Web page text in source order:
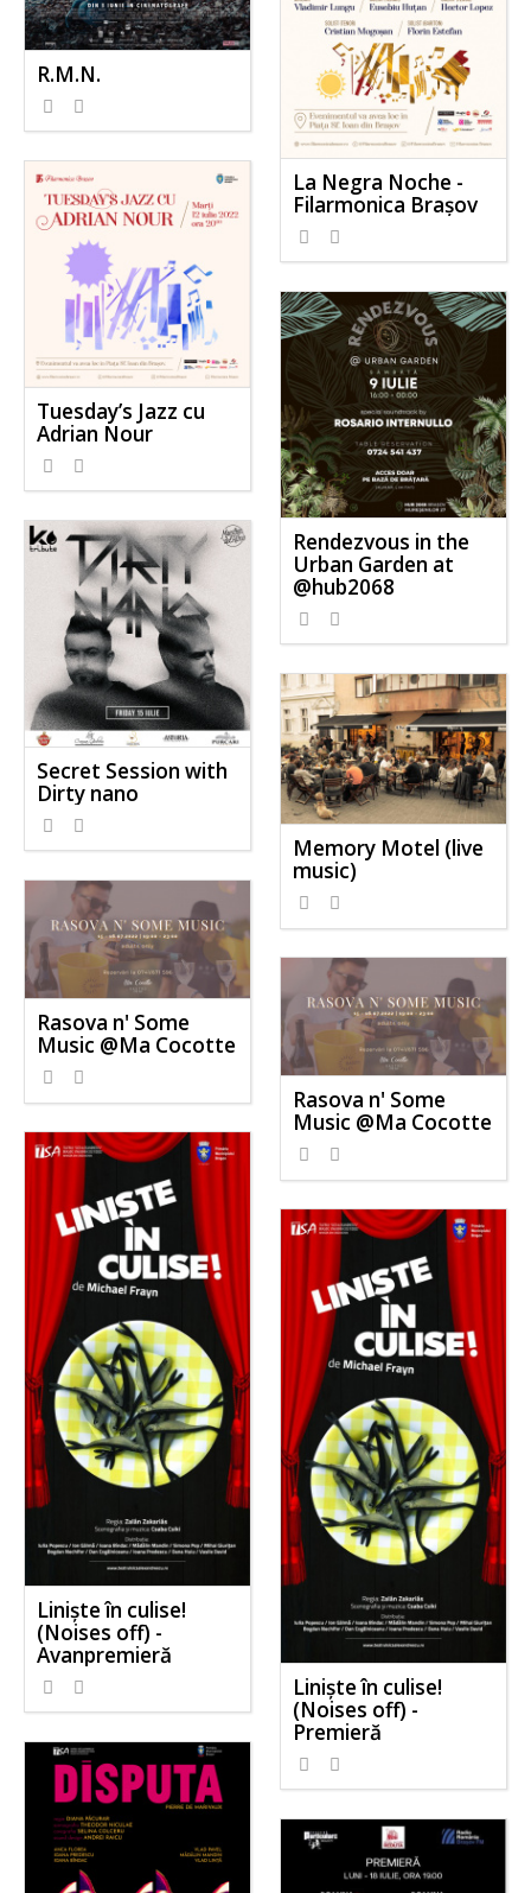
R.M.N.
La Negra Noche -
Filarmonica Brașov
Tuesday’s Jazz cu
Adrian Nour
Rendezvous in the
Urban Garden at
@hub2068
Secret Session with
Dirty nano
Memory Motel (live
music)
Rasova n' Some
Music @Ma Cocotte
Rasova n' Some
Music @Ma Cocotte
Liniște în culise!
(Noises off) -
Avanpremieră
Liniște în culise!
(Noises off) -
Premieră